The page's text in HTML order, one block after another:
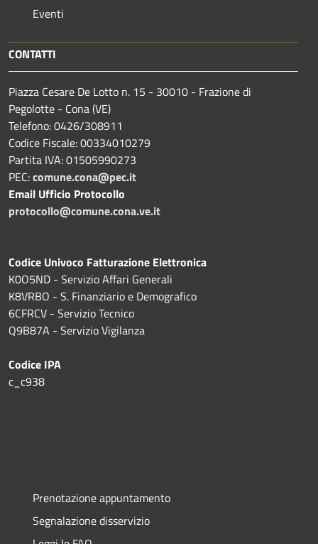
Eventi
CONTATTI
Piazza Cesare De Lotto n. 15 - 30010 - Frazione di
Pegolotte - Cona (VE)
Telefono: 0426/308911
Codice Fiscale: 00334010279
Partita IVA: 01505990273
PEC:comune.cona@pec.it
Email Ufficio Protocollo
protocollo@comune.cona.ve.it
Codice Univoco Fatturazione Elettronica
K0O5ND - Servizio Affari Generali
K8VRBO - S. Finanziario e Demografico
6CFRCV - Servizio Tecnico
Q9B87A - Servizio Vigilanza
Codice IPA
c_c938
Prenotazione appuntamento
Segnalazione disservizio